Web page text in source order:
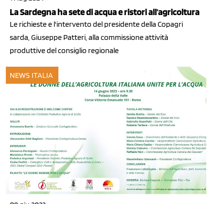
La Sardegna ha sete di acqua e ristori all'agricoltura
Le richieste e l'intervento del presidente della Copagri
sarda, Giuseppe Patteri, alla commissione attività
produttive del consiglio regionale
NEWS ITALIA